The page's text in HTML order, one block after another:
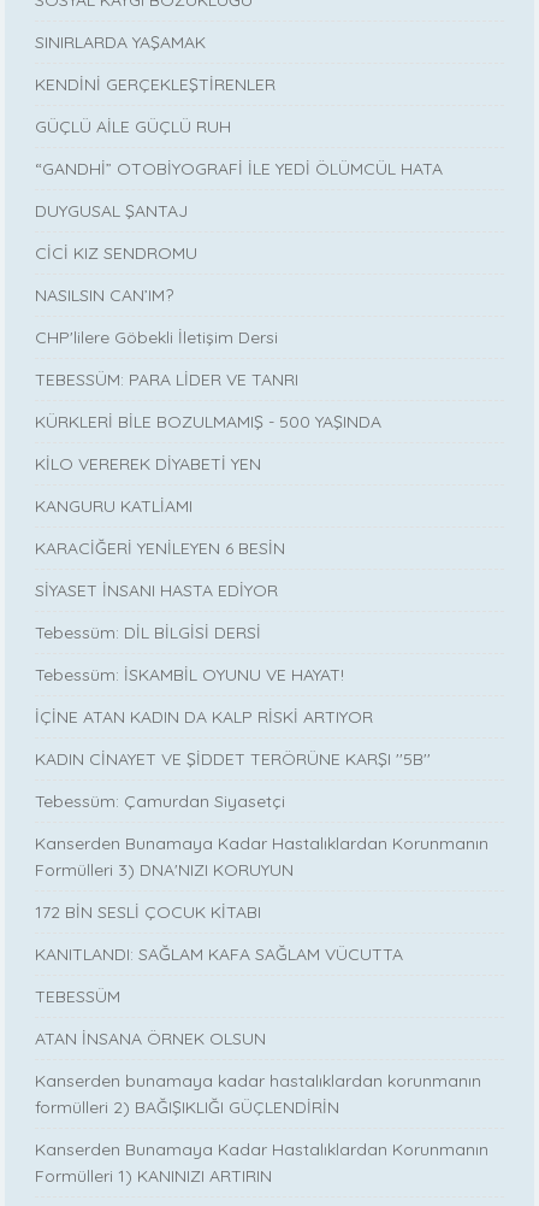
SINIRLARDA YAŞAMAK
KENDİNİ GERÇEKLEŞTİRENLER
GÜÇLÜ AİLE GÜÇLÜ RUH
“GANDHİ” OTOBİYOGRAFİ İLE YEDİ ÖLÜMCÜL HATA
DUYGUSAL ŞANTAJ
CİCİ KIZ SENDROMU
NASILSIN CAN’IM?
CHP'lilere Göbekli İletişim Dersi
TEBESSÜM: PARA LİDER VE TANRI
KÜRKLERİ BİLE BOZULMAMIŞ - 500 YAŞINDA
KİLO VEREREK DİYABETİ YEN
KANGURU KATLİAMI
KARACİĞERİ YENİLEYEN 6 BESİN
SİYASET İNSANI HASTA EDİYOR
Tebessüm: DİL BİLGİSİ DERSİ
Tebessüm: İSKAMBİL OYUNU VE HAYAT!
İÇİNE ATAN KADIN DA KALP RİSKİ ARTIYOR
KADIN CİNAYET VE ŞİDDET TERÖRÜNE KARŞI ''5B''
Tebessüm: Çamurdan Siyasetçi
Kanserden Bunamaya Kadar Hastalıklardan Korunmanın
Formülleri 3) DNA'NIZI KORUYUN
172 BİN SESLİ ÇOCUK KİTABI
KANITLANDI: SAĞLAM KAFA SAĞLAM VÜCUTTA
TEBESSÜM
ATAN İNSANA ÖRNEK OLSUN
Kanserden bunamaya kadar hastalıklardan korunmanın
formülleri 2) BAĞIŞIKLIĞI GÜÇLENDİRİN
Kanserden Bunamaya Kadar Hastalıklardan Korunmanın
Formülleri 1) KANINIZI ARTIRIN